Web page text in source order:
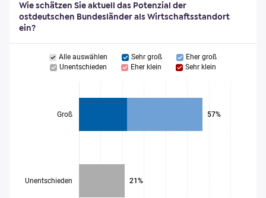
Wie schätzen Sie aktuell das Potenzial der
ostdeutschen Bundesländer als Wirtschaftsstandort
ein?
Alle auswählen Sehr groß
Eher groß
Unentschieden
Eher klein Sehr klein
57%
21%
Groß
Unentschieden